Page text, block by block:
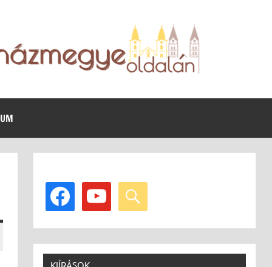
facebook youtube search